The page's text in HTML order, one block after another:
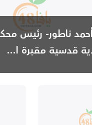
ناطور- رئيس
قدسية مقبرة ا...